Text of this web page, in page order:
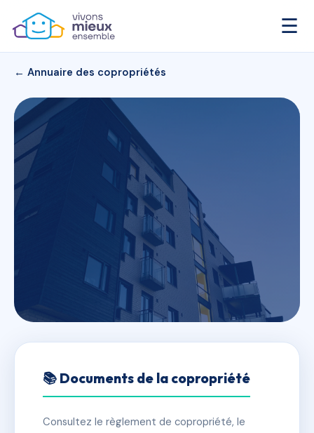
☰
← Annuaire des copropriétés
Résidence l'Aubier
📚 Documents de la copropriété
Consultez le règlement de copropriété, le